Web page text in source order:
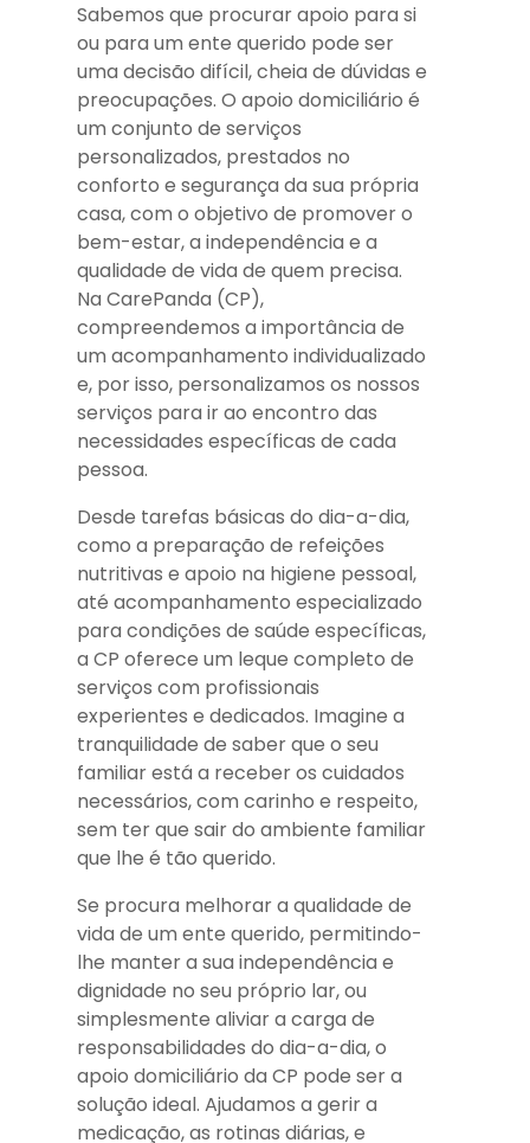
Sabemos que procurar apoio para si
ou para um ente querido pode ser
uma decisão difícil, cheia de dúvidas e
preocupações. O apoio domiciliário é
um conjunto de serviços
personalizados, prestados no
conforto e segurança da sua própria
casa, com o objetivo de promover o
bem-estar, a independência e a
qualidade de vida de quem precisa.
Na CarePanda (CP),
compreendemos a importância de
um acompanhamento individualizado
e, por isso, personalizamos os nossos
serviços para ir ao encontro das
necessidades específicas de cada
pessoa.
Desde tarefas básicas do dia-a-dia,
como a preparação de refeições
nutritivas e apoio na higiene pessoal,
até acompanhamento especializado
para condições de saúde específicas,
a CP oferece um leque completo de
serviços com profissionais
experientes e dedicados. Imagine a
tranquilidade de saber que o seu
familiar está a receber os cuidados
necessários, com carinho e respeito,
sem ter que sair do ambiente familiar
que lhe é tão querido.
Se procura melhorar a qualidade de
vida de um ente querido, permitindo-
lhe manter a sua independência e
dignidade no seu próprio lar, ou
simplesmente aliviar a carga de
responsabilidades do dia-a-dia, o
apoio domiciliário da CP pode ser a
solução ideal. Ajudamos a gerir a
medicação, as rotinas diárias, e